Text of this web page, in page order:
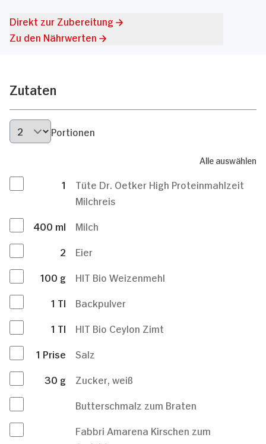
Direkt zur Zubereitung
Zu den Nährwerten
Zutaten
Portionen
Alle auswählen
1
Tüte Dr. Oetker High Proteinmahlzeit
Milchreis
400 ml
Milch
2
Eier
100 g
HIT Bio Weizenmehl
1 Tl
Backpulver
1 Tl
HIT Bio Ceylon Zimt
1 Prise
Salz
30 g
Zucker, weiß
Butterschmalz zum Braten
Fabbri Amarena Kirschen zum